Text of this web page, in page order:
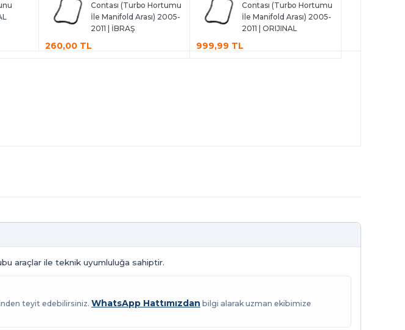
Contası (Turbo Hortumu
İle Manifold Arası) 2005-
2011 | İBRAŞ
260,00 TL
Contası (Turbo Hortumu
İle Manifold Arası) 2005-
2011 | ORIJINAL
999,99 TL
araçlar ile teknik uyumluluğa sahiptir.
teyit edebilirsiniz. WhatsApp Hattımızdan bilgi alarak uzman ekibimize